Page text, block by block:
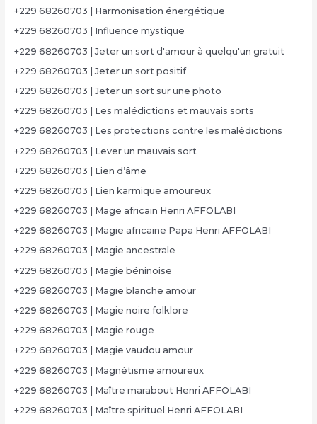
+229 68260703 | Harmonisation énergétique
+229 68260703 | Influence mystique
+229 68260703 | Jeter un sort d'amour à quelqu'un gratuit
+229 68260703 | Jeter un sort positif
+229 68260703 | Jeter un sort sur une photo
+229 68260703 | Les malédictions et mauvais sorts
+229 68260703 | Les protections contre les malédictions
+229 68260703 | Lever un mauvais sort
+229 68260703 | Lien d’âme
+229 68260703 | Lien karmique amoureux
+229 68260703 | Mage africain Henri AFFOLABI
+229 68260703 | Magie africaine Papa Henri AFFOLABI
+229 68260703 | Magie ancestrale
+229 68260703 | Magie béninoise
+229 68260703 | Magie blanche amour
+229 68260703 | Magie noire folklore
+229 68260703 | Magie rouge
+229 68260703 | Magie vaudou amour
+229 68260703 | Magnétisme amoureux
+229 68260703 | Maître marabout Henri AFFOLABI
+229 68260703 | Maître spirituel Henri AFFOLABI